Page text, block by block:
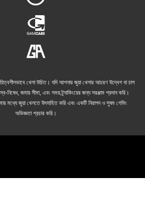
খেলা উচিত। যদি আপনার জুয়া খেলার আচরণ উদ্বেগ বা চাপ
নিষেধ, জমার সীমা, এবং সময় ট্র্যাকিংয়ের জন্য সরঞ্জাম প্রদান করি।
মধ্যে জুয়া খেলতে উৎসাহিত করি এবং একটি নিরাপদ ও সুষম গেমিং
অভিজ্ঞতা প্রচার করি।